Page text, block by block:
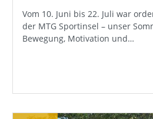
Vom 10. Juni bis 22. Juli war
der MTG Sportinsel – unser
Bewegung, Motivation und…